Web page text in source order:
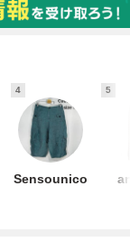
4
Sensounico
5